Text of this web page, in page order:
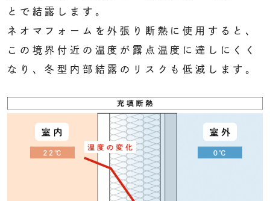
とで結露します。
ネオマフォームを外張り断熱に使用すると、
この境界付近の温度が露点温度に達しにくく
なり、冬型内部結露のリスクも低減します。